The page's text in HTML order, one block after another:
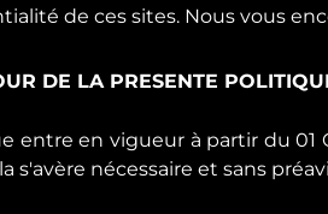
de ces sites. Nous vous
DE LA PRESENTE
entre en vigueur à partir du 01
s'avère nécessaire et sans